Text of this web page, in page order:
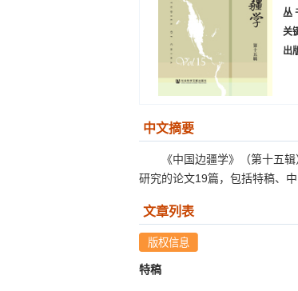
丛
关
出
中文摘要
《中国边疆学》（第十五
研究的论文19篇，包括特稿、
文章列表
特稿